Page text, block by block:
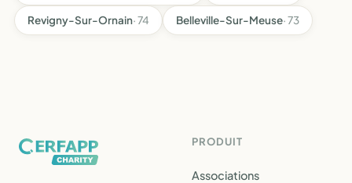
Revigny-Sur-Ornain· 74 Belleville-Sur-Meuse· 73
PRODUIT
Associations